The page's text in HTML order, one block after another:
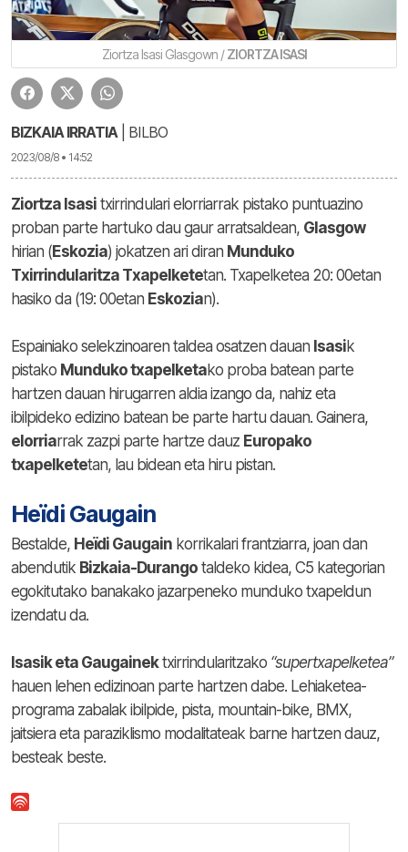
Ziortza Isasi Glasgown /ZIORTZA ISASI
BIZKAIA IRRATIA| BILBO
2023/08/8 • 14:52
Ziortza Isasi txirrindulari elorriarrak pistako puntuazino
proban parte hartuko dau gaur arratsaldean, Glasgow
hirian (Eskozia) jokatzen ari diran Munduko
Txirrindularitza Txapelketetan. Txapelketea 20: 00etan
hasiko da (19: 00etan Eskozian).
Espainiako selekzinoaren taldea osatzen dauan Isasik
pistako Munduko txapelketako proba batean parte
hartzen dauan hirugarren aldia izango da, nahiz eta
ibilpideko edizino batean be parte hartu dauan. Gainera,
elorriarrak zazpi parte hartze dauz Europako
txapelketetan, lau bidean eta hiru pistan.
Heïdi Gaugain
Bestalde, Heïdi Gaugain korrikalari frantziarra, joan dan
abendutik Bizkaia-Durango taldeko kidea, C5 kategorian
egokitutako banakako jazarpeneko munduko txapeldun
izendatu da.
Isasik eta Gaugainektxirrindularitzako “supertxapelketea”
hauen lehen edizinoan parte hartzen dabe. Lehiaketea-
programa zabalak ibilpide, pista, mountain-bike, BMX,
jaitsiera eta paraziklismo modalitateak barne hartzen dauz,
besteak beste.